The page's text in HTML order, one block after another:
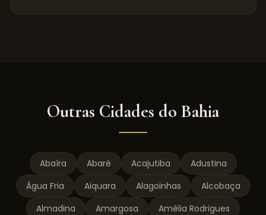
Outras Cidades do Bahia
Abaíra Abaré Acajutiba
Adustina
Água Fria
Aiquara Alagoinhas
Alcobaça
Almadina
Amargosa
Amélia Rodrigues